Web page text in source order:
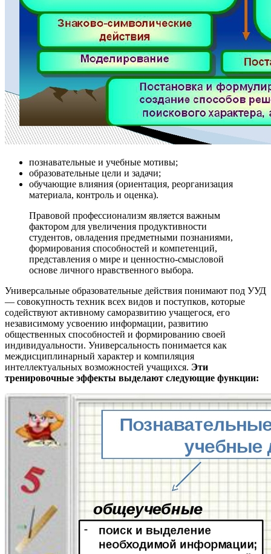
познавательные и учебные мотивы;
образовательные цели и задачи;
обучающие влияния (ориентация, реорганизация
материала, контроль и оценка).
Правовой профессионализм является важным
фактором для увеличения продуктивности
студентов, овладения предметными познаниями,
формирования способностей и компетенций,
представления о мире и ценностно-смысловой
основе личного нравственного выбора.
Универсальные образовательные действия понимают под УУД
— совокупность техник всех видов и поступков, которые
содействуют активному саморазвитию учащегося, его
независимому усвоению информации, развитию
общественных способностей и формированию своей
индивидуальности. Универсальность понимается как
междисциплинарный характер и компиляция
интеллектуальных возможностей учащихся. Эти
тренировочные эффекты выделают следующие функции: